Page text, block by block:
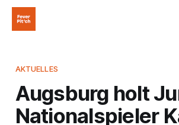
AKTUELLES
Augsburg holt
Nationalspieler